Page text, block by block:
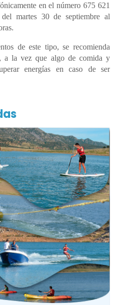
en el número 675 621
martes 30 de septiembre al
de este tipo, se recomienda
a la vez que algo de comida y
energías en caso de ser